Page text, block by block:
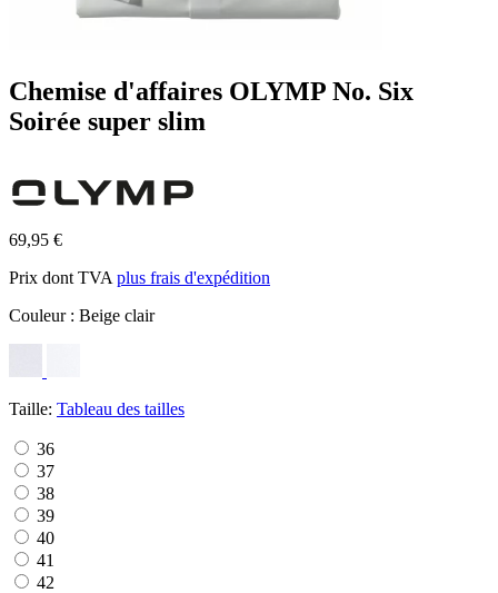
Chemise d'affaires OLYMP No. Six
Soirée super slim
69,95 €
Prix dont TVA plus frais d'expédition
Couleur : Beige clair
Taille: Tableau des tailles
36
37
38
39
40
41
42